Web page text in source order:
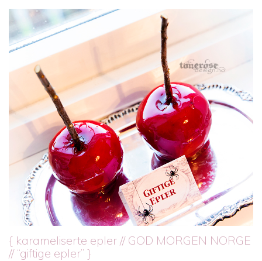
{ karameliserte epler // GOD MORGEN NORGE
// “giftige epler” }